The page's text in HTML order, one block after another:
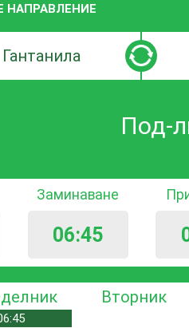
НАПРАВЛЕНИЕ
по
на
Под-
Заминаване
06:45
Вторник